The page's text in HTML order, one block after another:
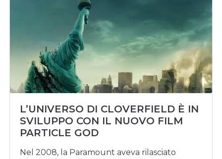
L’UNIVERSO DI CLOVERFIELD È IN
SVILUPPO CON IL NUOVO FILM
PARTICLE GOD
Nel 2008, la Paramount aveva rilasciato